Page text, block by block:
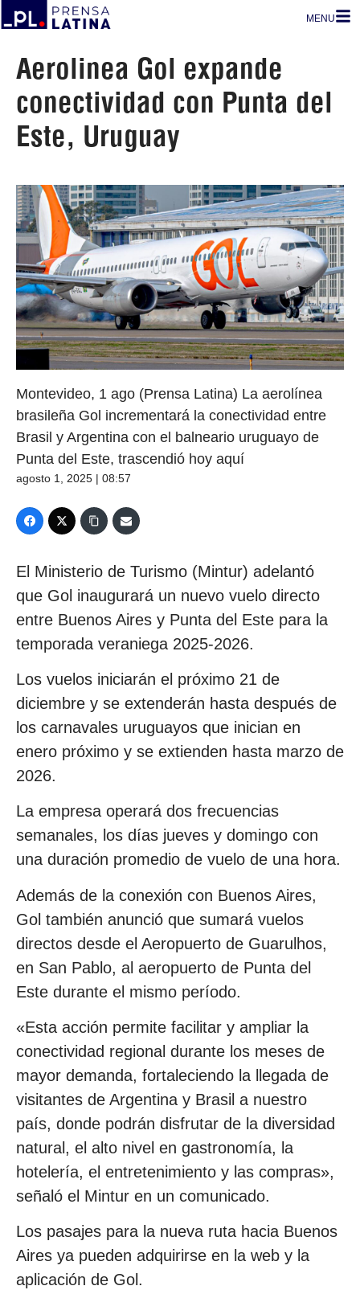
MENU
Aerolinea Gol expande
conectividad con Punta del
Este, Uruguay
Montevideo, 1 ago (Prensa Latina) La aerolínea
brasileña Gol incrementará la conectividad entre
Brasil y Argentina con el balneario uruguayo de
Punta del Este, trascendió hoy aquí
agosto 1, 2025 | 08:57
El Ministerio de Turismo (Mintur) adelantó
que Gol inaugurará un nuevo vuelo directo
entre Buenos Aires y Punta del Este para la
temporada veraniega 2025-2026.
Los vuelos iniciarán el próximo 21 de
diciembre y se extenderán hasta después de
los carnavales uruguayos que inician en
enero próximo y se extienden hasta marzo de
2026.
La empresa operará dos frecuencias
semanales, los días jueves y domingo con
una duración promedio de vuelo de una hora.
Además de la conexión con Buenos Aires,
Gol también anunció que sumará vuelos
directos desde el Aeropuerto de Guarulhos,
en San Pablo, al aeropuerto de Punta del
Este durante el mismo período.
«Esta acción permite facilitar y ampliar la
conectividad regional durante los meses de
mayor demanda, fortaleciendo la llegada de
visitantes de Argentina y Brasil a nuestro
país, donde podrán disfrutar de la diversidad
natural, el alto nivel en gastronomía, la
hotelería, el entretenimiento y las compras»,
señaló el Mintur en un comunicado.
Los pasajes para la nueva ruta hacia Buenos
Aires ya pueden adquirirse en la web y la
aplicación de Gol.